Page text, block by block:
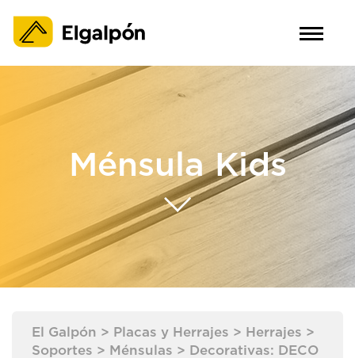
Ménsula Kids
El Galpón > Placas y Herrajes > Herrajes >
Soportes > Ménsulas > Decorativas: DECO